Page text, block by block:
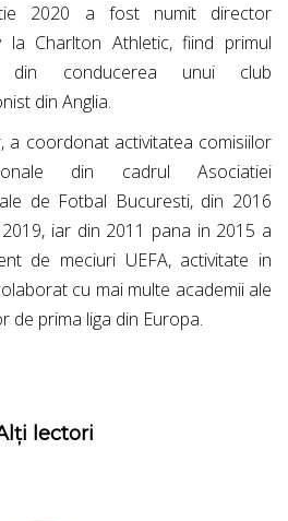
2020 a fost numit director
la Charlton Athletic, fiind primul
din conducerea unui club
din Anglia.
a coordonat activitatea comisiilor
din cadrul Asociatiei
de Fotbal Bucuresti, din 2016
iar din 2011 pana in 2015 a
de meciuri UEFA, activitate in
cu mai multe academii ale
de prima liga din Europa.
lectori